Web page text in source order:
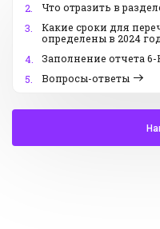
2.
Что отразить в
3.
Какие сроки для
определены в 2024
4.
Заполнение отчета
5.
Вопросы-ответы